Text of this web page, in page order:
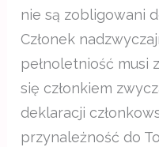
nie są zobligowani
Członek
pełnoletniość musi
się członkiem
deklaracji
przynależność do